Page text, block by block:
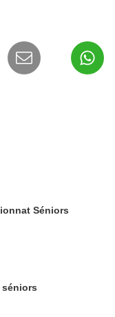
Séniors
séniors